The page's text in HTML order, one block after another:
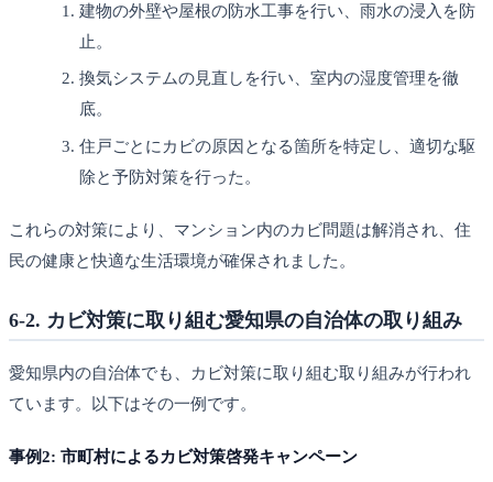
建物の外壁や屋根の防水工事を行い、雨水の浸入を防
止。
換気システムの見直しを行い、室内の湿度管理を徹
底。
住戸ごとにカビの原因となる箇所を特定し、適切な駆
除と予防対策を行った。
これらの対策により、マンション内のカビ問題は解消され、住
民の健康と快適な生活環境が確保されました。
6-2. カビ対策に取り組む愛知県の自治体の取り組み
愛知県内の自治体でも、カビ対策に取り組む取り組みが行われ
ています。以下はその一例です。
事例2: 市町村によるカビ対策啓発キャンペーン